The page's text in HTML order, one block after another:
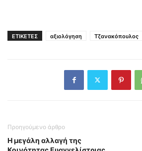
ΕΤΙΚΕΤΕΣ αξιολόγηση Τζανακόπουλος
Προηγούμενο άρθρο
Η μεγάλη αλλαγή της